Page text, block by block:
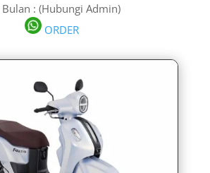
Bulan : (Hubungi Admin)
ORDER